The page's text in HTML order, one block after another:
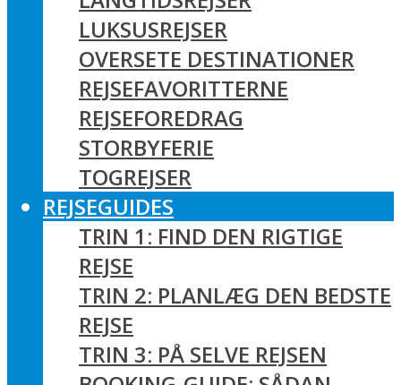
LUKSUSREJSER
OVERSETE DESTINATIONER
REJSEFAVORITTERNE
REJSEFOREDRAG
STORBYFERIE
TOGREJSER
REJSEGUIDES
TRIN 1: FIND DEN RIGTIGE
REJSE
TRIN 2: PLANLÆG DEN BEDSTE
REJSE
TRIN 3: PÅ SELVE REJSEN